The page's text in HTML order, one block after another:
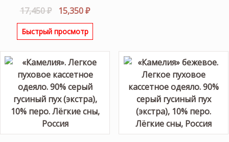
17,450₽
Первоначальная
цена
составляла
15,350₽Текущая
цена:
Быстрый просмотр